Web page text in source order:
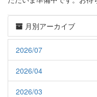
月別アーカイブ
2026/07
2026/04
2026/03